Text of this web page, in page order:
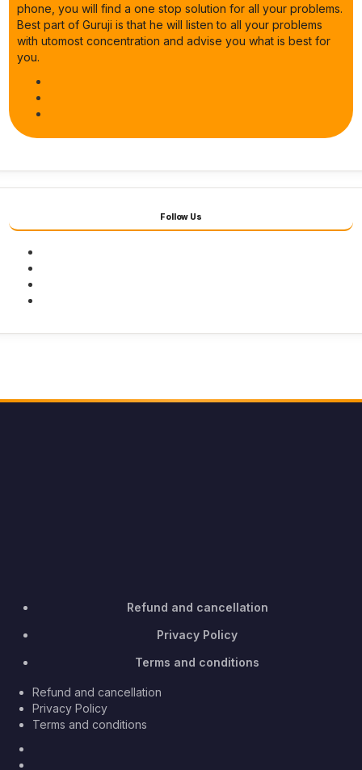
phone, you will find a one stop solution for all your problems.
Best part of Guruji is that he will listen to all your problems
with utomost concentration and advise you what is best for
you.
Follow Us
Refund and cancellation
Privacy Policy
Terms and conditions
Refund and cancellation
Privacy Policy
Terms and conditions